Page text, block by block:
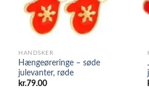
HANDSKER
Hængeøreringe – søde
julevanter, røde
kr.79.00